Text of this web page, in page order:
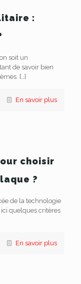
:
soit un
de savoir bien
[…]
En savoir plus
choisir
?
de la technologie
quelques critères
En savoir plus